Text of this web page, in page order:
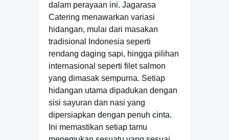
dalam perayaan ini. Jagarasa
Catering menawarkan variasi
hidangan, mulai dari masakan
tradisional Indonesia seperti
rendang daging sapi, hingga pilihan
internasional seperti filet salmon
yang dimasak sempurna. Setiap
hidangan utama dipadukan dengan
sisi sayuran dan nasi yang
dipersiapkan dengan penuh cinta.
Ini memastikan setiap tamu